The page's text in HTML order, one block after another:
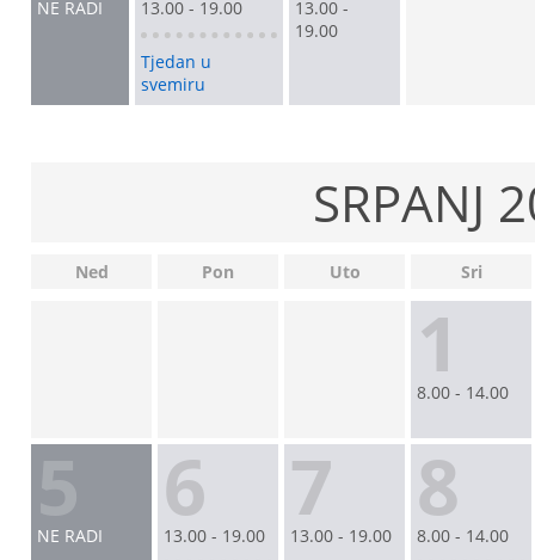
NE RADI 13.00 - 19.00
Tjedan u
svemiru
13.00 -
19.00
SRPANJ
Ned Pon Uto Sri
1
8.00 - 14.00
NE RADI 6
13.00 - 19.00 7
13.00 - 19.00 8
8.00 - 14.00